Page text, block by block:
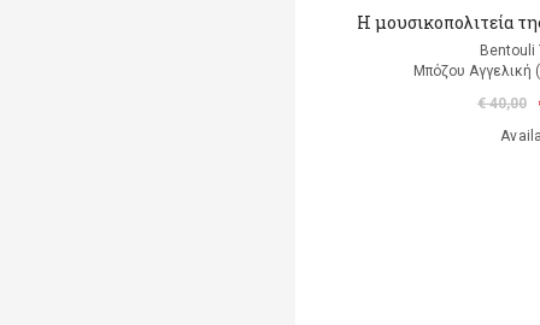
Η μουσικοπολιτεία
Bentouli
Μπόζου Αγγελική
€ 40,00